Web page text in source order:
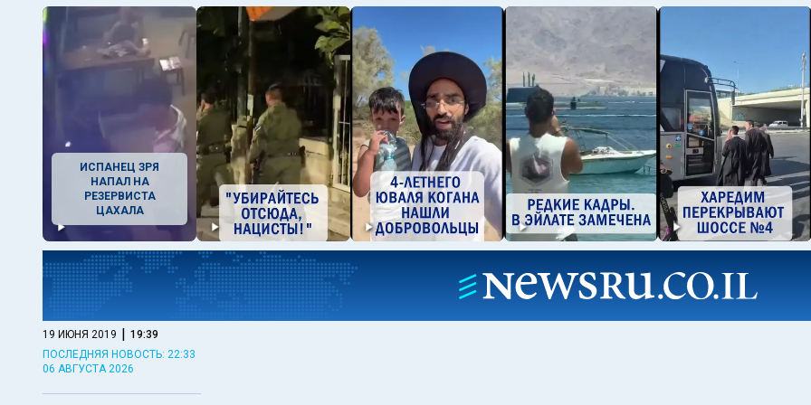
ИСПАНЕЦ ЗРЯ
НАПАЛ НА
РЕЗЕРВИСТА
ЦАХАЛА
19 ИЮНЯ 2019 | 19:39
ПОСЛЕДНЯЯ НОВОСТЬ: 22:33
06 АВГУСТА 2026